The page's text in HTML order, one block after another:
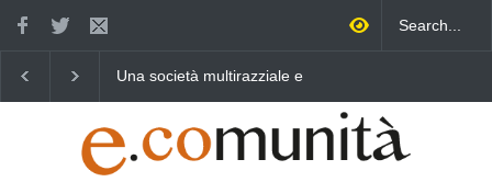
Una società multirazziale e
Benedetta primavera,